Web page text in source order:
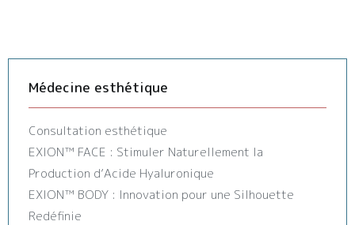
Médecine esthétique
Consultation esthétique
EXION™️ FACE : Stimuler Naturellement la
Production d’Acide Hyaluronique
EXION™️ BODY : Innovation pour une Silhouette
Redéfinie